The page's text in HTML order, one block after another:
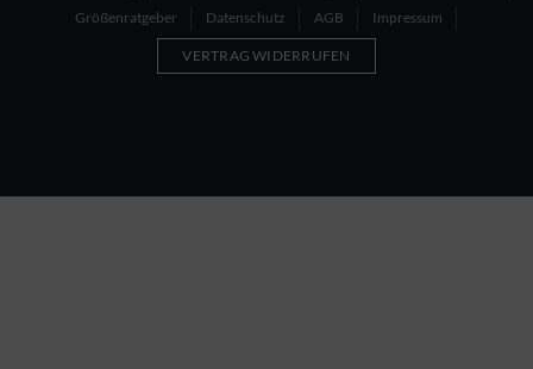
Größenratgeber
Datenschutz AGB Impressum
VERTRAG WIDERRUFEN